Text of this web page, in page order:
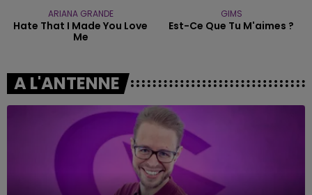
ARIANA GRANDE
Hate That I Made You Love
Me
GIMS
Est-Ce Que Tu M'aimes ?
A L'ANTENNE